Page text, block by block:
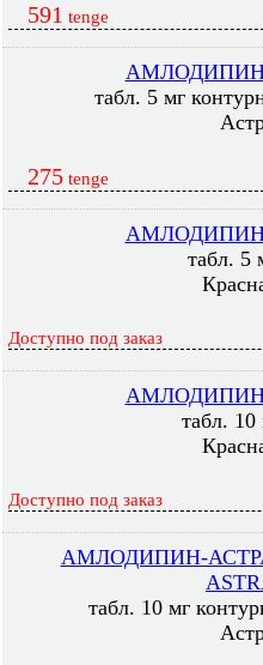
591 tenge
АМЛОДИПИН
табл. 5 мг
275 tenge
АМЛОДИПИН
табл. 5
Доступно под заказ
АМЛОДИПИН
табл.
Доступно под заказ
АМЛОДИПИН-
табл. 10 мг